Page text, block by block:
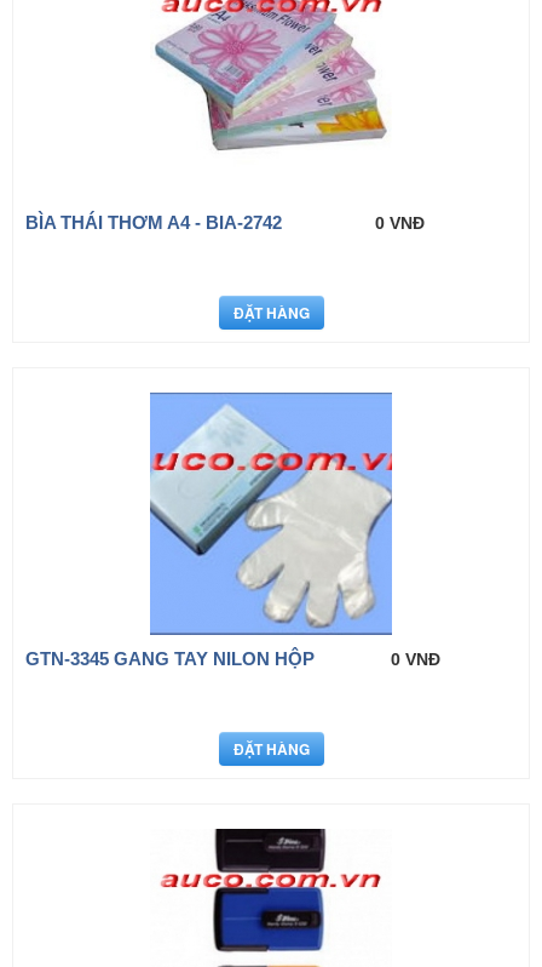
BÌA THÁI THƠM A4 - BIA-2742 0 VNĐ
GTN-3345 GANG TAY NILON HỘP 0 VNĐ